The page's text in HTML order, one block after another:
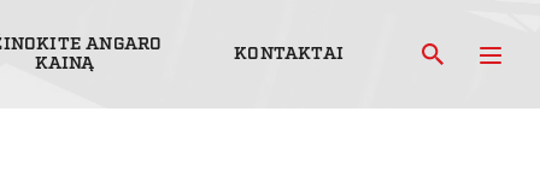
ANGARO
KAINĄ
KONTAKTAI